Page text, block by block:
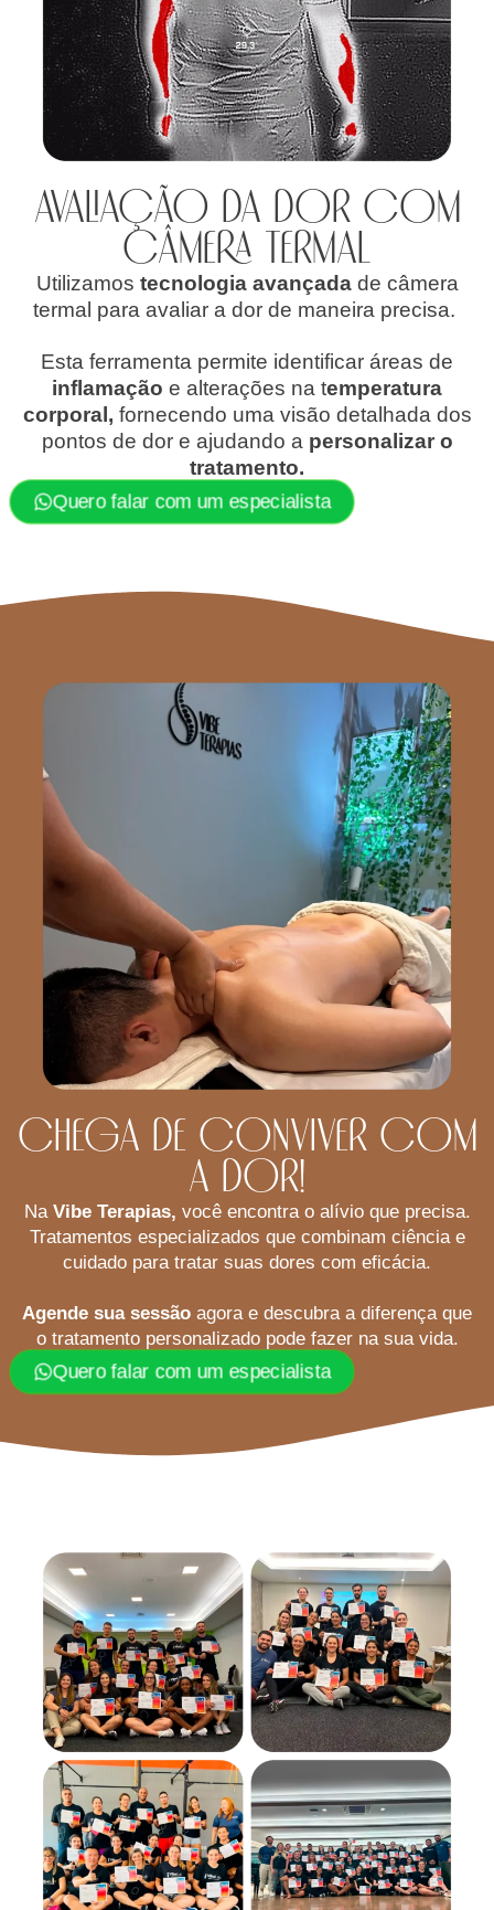
Avaliação da dor com
Câmera Termal
Utilizamos tecnologia avançadade câmera
termal para avaliar a dor de maneira precisa.
Esta ferramenta permite identificar áreas de
inflamação e alterações na temperatura
corporal, fornecendo uma visão detalhada dos
pontos de dor e ajudando a personalizar o
tratamento.
Quero falar com um especialista
Chega de conviver com
a Dor!​
NaVibe Terapias, você encontra o alívio que precisa.
Tratamentos especializados que combinam ciência e
cuidado para tratar suas dores com eficácia.
Agende sua sessão agora e descubra a diferença que
o tratamento personalizado pode fazer na sua vida.
Quero falar com um especialista